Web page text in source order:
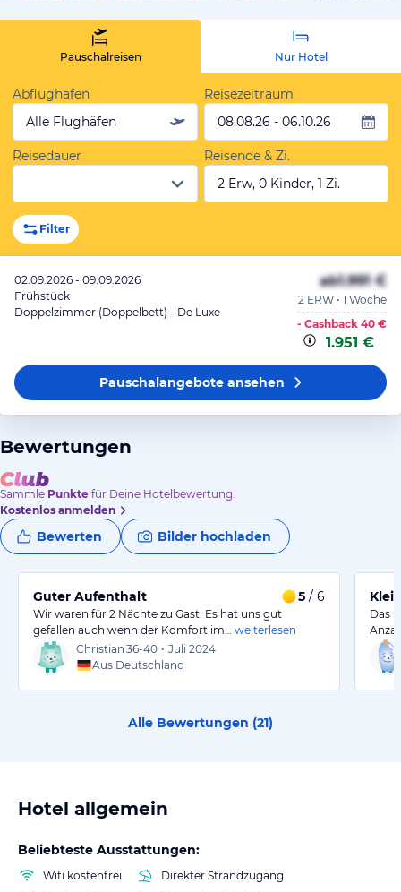
Pauschalreisen Nur Hotel
Abflughafen
Alle Flughäfen
Reisezeitraum
08.08.26 - 06.10.26
Reisedauer
Reisende & Zi.
2 Erw, 0 Kinder, 1 Zi.
Filter
02.09.2026 - 09.09.2026
Frühstück
Doppelzimmer (Doppelbett) - De Luxe
ab1.991 €
2 ERW • 1 Woche
- Cashback 40 €
1.951 €
Pauschalangeboteansehen
Bewertungen
Sammle Punkte für Deine Hotelbewertung.
Kostenlos anmelden
Bewerten Bilder hochladen
Guter Aufenthalt 5 / 6
Wir waren für 2 Nächte zu Gast. Es hat uns gut
gefallen auch wenn der Komfort im…
weiterlesen
Christian 36-40 • Juli 2024
Aus Deutschland
Das
Alle Bewertungen (21)
Hotel allgemein
Beliebteste Ausstattungen:
Wifi kostenfrei
Direkter Strandzugang